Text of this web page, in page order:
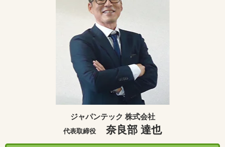
ジャパンテック 株式会社
代表取締役 奈良部 達也